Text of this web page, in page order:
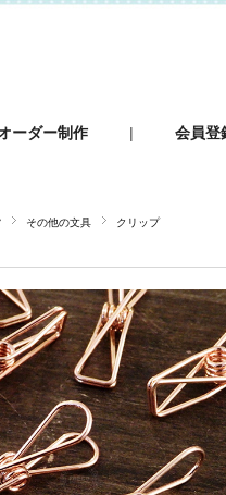
ーダー制作 会員登
その他の文具
クリップ